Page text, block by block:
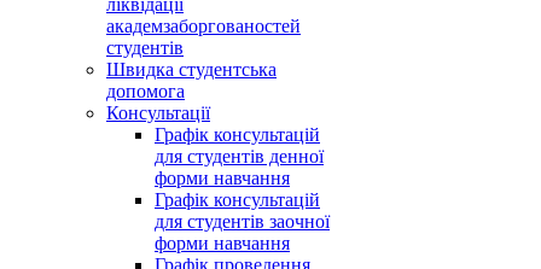
ліквідації
академзаборгованостей
студентів
Швидка студентська
допомога
Консультації
Графік консультацій
для студентів денної
форми навчання
Графік консультацій
для студентів заочної
форми навчання